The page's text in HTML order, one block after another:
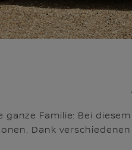
ganze Familie: Bei
Dank